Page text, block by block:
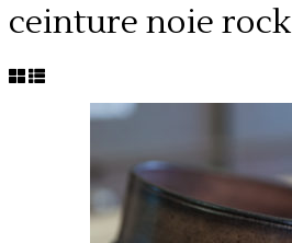
ceinture noie rock